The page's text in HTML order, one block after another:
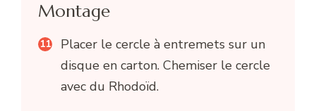
Montage
Placer le cercle à entremets sur un
disque en carton. Chemiser le cercle
avec du Rhodoïd.